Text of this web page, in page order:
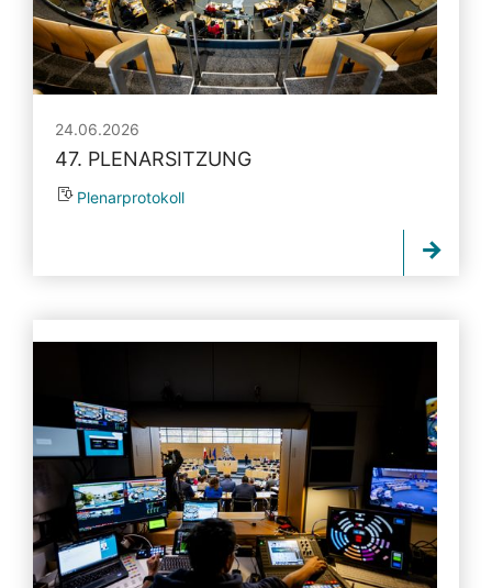
24.06.2026
47. PLENARSITZUNG
Plenarprotokoll